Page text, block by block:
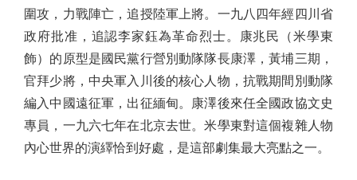
圍攻，力戰陣亡，追授陸軍上將。一九八四年經四川省
政府批准，追認李家鈺為革命烈士。康兆民（米學東
飾）的原型是國民黨行營別動隊隊長康澤，黃埔三期，
官拜少將，中央軍入川後的核心人物，抗戰期間別動隊
編入中國遠征軍，出征緬甸。康澤後來任全國政協文史
專員，一九六七年在北京去世。米學東對這個複雜人物
內心世界的演繹恰到好處，是這部劇集最大亮點之一。